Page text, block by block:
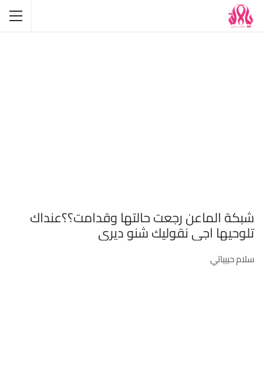
شبكة الماعن رجعت حالتها وقدامت؟؟عنداك
تلوحيها اجي نقوليك شنو ديري
سلام حبيباتي